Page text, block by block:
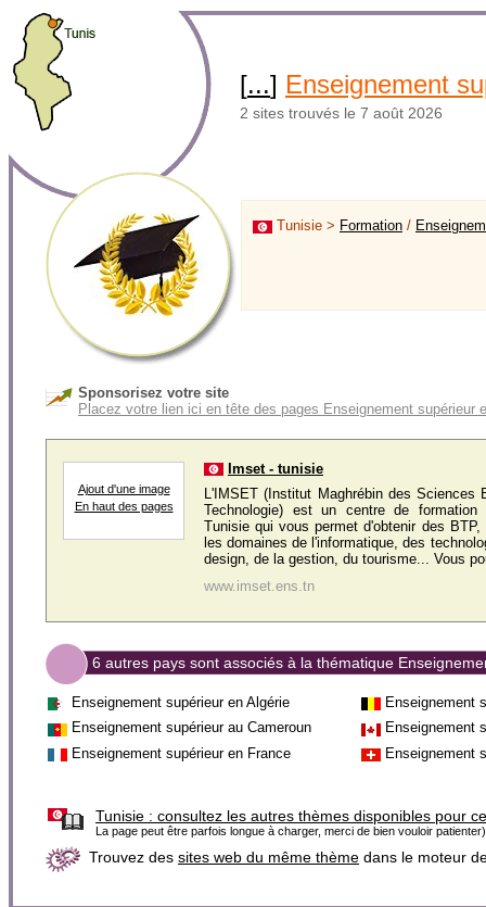
[...] Enseignement
2 sites trouvés le 7 août 2026
Tunisie > Formation /
Sponsorisez votre site
Placez votre lien ici en tête des pages Enseignement supérieur
Ajout d'une image
En haut des pages
Imset - tunisie
L'IMSET (Institut Maghrébin des Sciences
Technologie) est un centre de formation
Tunisie qui vous permet d'obtenir des
les domaines de l'informatique, des
design, de la gestion, du tourisme... Vous
www.imset.ens.tn
6 autres pays sont associés à la thématique
Enseignement supérieur en Algérie
Enseignement
Enseignement supérieur au Cameroun
Enseignement
Enseignement supérieur en France
Enseignement
Tunisie : consultez les autres thèmes disponibles pour
La page peut être parfois longue à charger, merci de bien vouloir patienter)
Trouvez des sites web du même thème dans le moteur